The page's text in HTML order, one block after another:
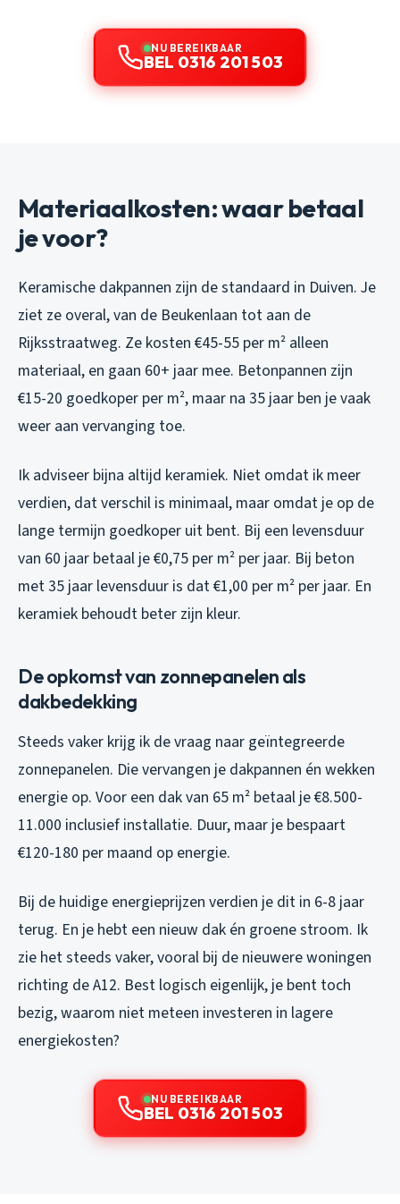
NU BEREIKBAAR
BEL 0316 201 503
Materiaalkosten: waar betaal
je voor?
Keramische dakpannen zijn de standaard in Duiven. Je
ziet ze overal, van de Beukenlaan tot aan de
Rijksstraatweg. Ze kosten €45-55 per m² alleen
materiaal, en gaan 60+ jaar mee. Betonpannen zijn
€15-20 goedkoper per m², maar na 35 jaar ben je vaak
weer aan vervanging toe.
Ik adviseer bijna altijd keramiek. Niet omdat ik meer
verdien, dat verschil is minimaal, maar omdat je op de
lange termijn goedkoper uit bent. Bij een levensduur
van 60 jaar betaal je €0,75 per m² per jaar. Bij beton
met 35 jaar levensduur is dat €1,00 per m² per jaar. En
keramiek behoudt beter zijn kleur.
De opkomst van zonnepanelen als
dakbedekking
Steeds vaker krijg ik de vraag naar geïntegreerde
zonnepanelen. Die vervangen je dakpannen én wekken
energie op. Voor een dak van 65 m² betaal je €8.500-
11.000 inclusief installatie. Duur, maar je bespaart
€120-180 per maand op energie.
Bij de huidige energieprijzen verdien je dit in 6-8 jaar
terug. En je hebt een nieuw dak én groene stroom. Ik
zie het steeds vaker, vooral bij de nieuwere woningen
richting de A12. Best logisch eigenlijk, je bent toch
bezig, waarom niet meteen investeren in lagere
energiekosten?
NU BEREIKBAAR
BEL 0316 201 503